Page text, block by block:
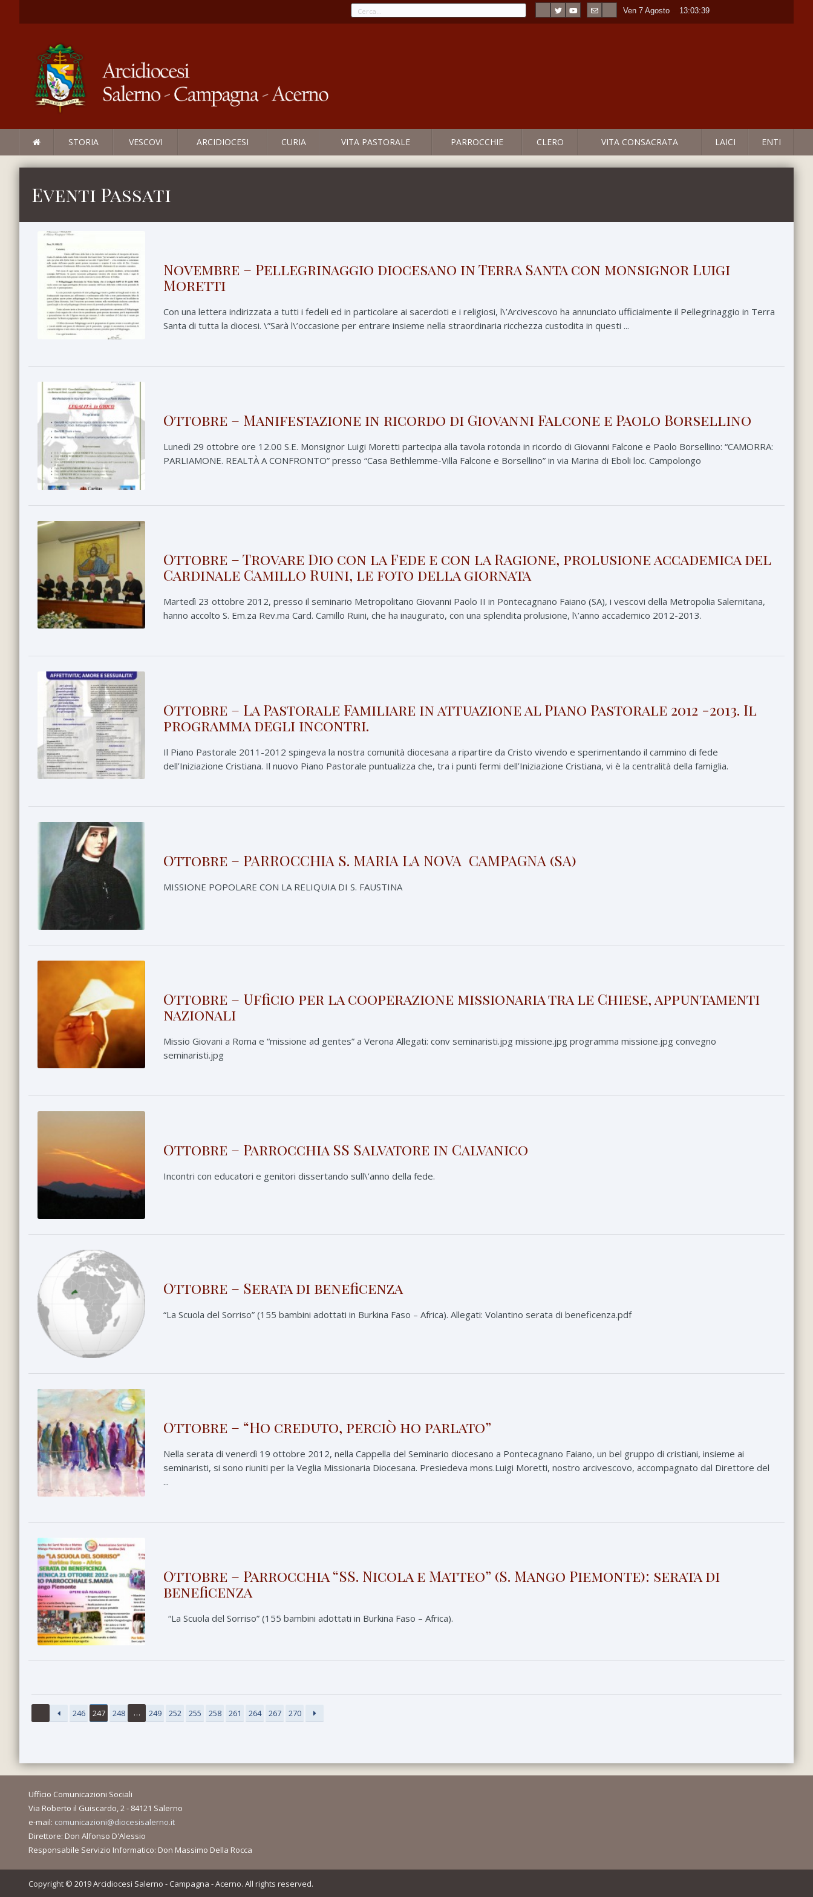
Ven 7 Agosto 13:03:40
STORIA VESCOVI ARCIDIOCESI CURIA VITA PASTORALE PARROCCHIE CLERO VITA CONSACRATA LAICI ENTI
Eventi Passati
Novembre – Pellegrinaggio diocesano in Terra Santa con monsignor Luigi
Moretti
Con una lettera indirizzata a tutti i fedeli ed in particolare ai sacerdoti e i religiosi, l\’Arcivescovo ha annunciato ufficialmente il Pellegrinaggio in Terra
Santa di tutta la diocesi. \”Sarà l\’occasione per entrare insieme nella straordinaria ricchezza custodita in questi ...
Ottobre – Manifestazione in ricordo di Giovanni Falcone e Paolo Borsellino
Lunedì 29 ottobre ore 12.00 S.E. Monsignor Luigi Moretti partecipa alla tavola rotonda in ricordo di Giovanni Falcone e Paolo Borsellino: “CAMORRA:
PARLIAMONE. REALTÀ A CONFRONTO” presso “Casa Bethlemme-Villa Falcone e Borsellino” in via Marina di Eboli loc. Campolongo
Ottobre – Trovare Dio con la Fede e con la Ragione, prolusione accademica del
Cardinale Camillo Ruini, le foto della giornata
Martedì 23 ottobre 2012, presso il seminario Metropolitano Giovanni Paolo II in Pontecagnano Faiano (SA), i vescovi della Metropolia Salernitana,
hanno accolto S. Em.za Rev.ma Card. Camillo Ruini, che ha inaugurato, con una splendita prolusione, l\’anno accademico 2012-2013.
Ottobre – La Pastorale Familiare in attuazione al Piano Pastorale 2012 -2013. Il
programma degli incontri.
Il Piano Pastorale 2011-2012 spingeva la nostra comunità diocesana a ripartire da Cristo vivendo e sperimentando il cammino di fede
dell’Iniziazione Cristiana. Il nuovo Piano Pastorale puntualizza che, tra i punti fermi dell’Iniziazione Cristiana, vi è la centralità della famiglia.
Ottobre – PARROCCHIA S. MARIA LA NOVA  CAMPAGNA (SA)
MISSIONE POPOLARE CON LA RELIQUIA DI S. FAUSTINA
Ottobre – Ufficio per la cooperazione missionaria tra le Chiese, appuntamenti
nazionali
Missio Giovani a Roma e “missione ad gentes” a Verona Allegati: conv seminaristi.jpg missione.jpg programma missione.jpg convegno
seminaristi.jpg
Ottobre – Parrocchia SS Salvatore in Calvanico
Incontri con educatori e genitori dissertando sull\’anno della fede.
Ottobre – Serata di beneficenza
“La Scuola del Sorriso” (155 bambini adottati in Burkina Faso – Africa). Allegati: Volantino serata di beneficenza.pdf
Ottobre – “Ho creduto, perciò ho parlato”
Nella serata di venerdì 19 ottobre 2012, nella Cappella del Seminario diocesano a Pontecagnano Faiano, un bel gruppo di cristiani, insieme ai
seminaristi, si sono riuniti per la Veglia Missionaria Diocesana. Presiedeva mons.Luigi Moretti, nostro arcivescovo, accompagnato dal Direttore del
...
Ottobre – Parrocchia “SS. Nicola e Matteo” (S. Mango Piemonte): serata di
beneficenza
“La Scuola del Sorriso” (155 bambini adottati in Burkina Faso – Africa).
246 247 248 … 249 252 255 258 261 264 267 270
Ufficio Comunicazioni Sociali
Via Roberto il Guiscardo, 2 - 84121 Salerno
e-mail: comunicazioni@diocesisalerno.it
Direttore: Don Alfonso D'Alessio
Responsabile Servizio Informatico: Don Massimo Della Rocca
Copyright © 2019 Arcidiocesi Salerno - Campagna - Acerno. All rights reserved.